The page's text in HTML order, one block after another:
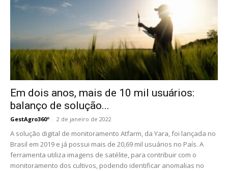
Em dois anos, mais de 10 mil usuários:
balanço de solução...
GestAgro360º - 2 de janeiro de 2022
A solução digital de monitoramento Atfarm, da Yara, foi lançada no
Brasil em 2019 e já possui mais de 20,69 mil usuários no País. A
ferramenta utiliza imagens de satélite, para contribuir com o
monitoramento dos cultivos, podendo identificar anomalias no